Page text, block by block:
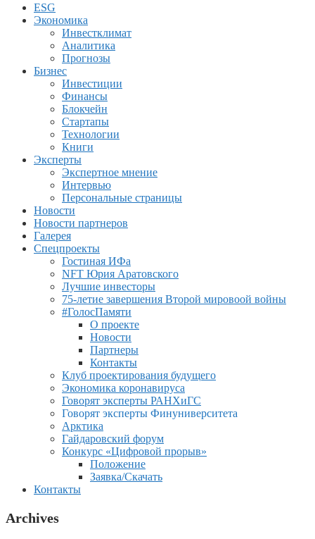
ESG
Экономика
Инвестклимат
Аналитика
Прогнозы
Бизнес
Инвестиции
Финансы
Блокчейн
Стартапы
Технологии
Книги
Эксперты
Экспертное мнение
Интервью
Персональные страницы
Новости
Новости партнеров
Галерея
Спецпроекты
Гостиная ИФа
NFT Юрия Аратовского
Лучшие инвесторы
75-летие завершения Второй мировоой войны
#ГолосПамяти
О проекте
Новости
Партнеры
Контакты
Клуб проектирования будущего
Экономика коронавируса
Говорят эксперты РАНХиГС
Говорят эксперты Финуниверситета
Арктика
Гайдаровский форум
Конкурс «Цифровой прорыв»
Положение
Заявка/Скачать
Контакты
Archives